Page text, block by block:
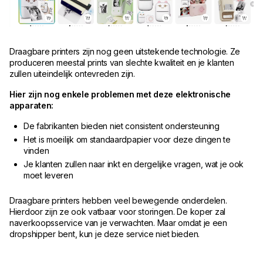
Draagbare printers zijn nog geen uitstekende technologie. Ze
produceren meestal prints van slechte kwaliteit en je klanten
zullen uiteindelijk ontevreden zijn.
Hier zijn nog enkele problemen met deze elektronische
apparaten:
De fabrikanten bieden niet consistent ondersteuning
Het is moeilijk om standaardpapier voor deze dingen te
vinden
Je klanten zullen naar inkt en dergelijke vragen, wat je ook
moet leveren
Draagbare printers hebben veel bewegende onderdelen.
Hierdoor zijn ze ook vatbaar voor storingen. De koper zal
naverkoopsservice van je verwachten. Maar omdat je een
dropshipper bent, kun je deze service niet bieden.